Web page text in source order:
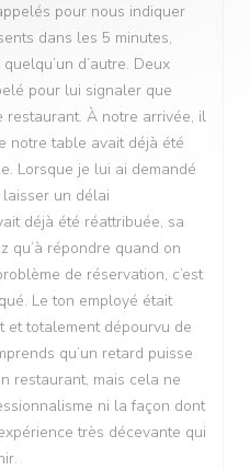
pour nous indiquer
dans les 5 minutes,
d’autre. Deux
pour lui signaler que
À notre arrivée, il
notre table avait déjà été
Lorsque je lui ai demandé
laisser un délai
déjà été réattribuée, sa
qu’à répondre quand on
de réservation, c’est
Le ton employé était
et totalement dépourvu de
qu’un retard puisse
restaurant, mais cela ne
ni la façon dont
très décevante qui